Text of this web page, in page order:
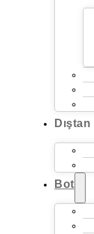
Bot